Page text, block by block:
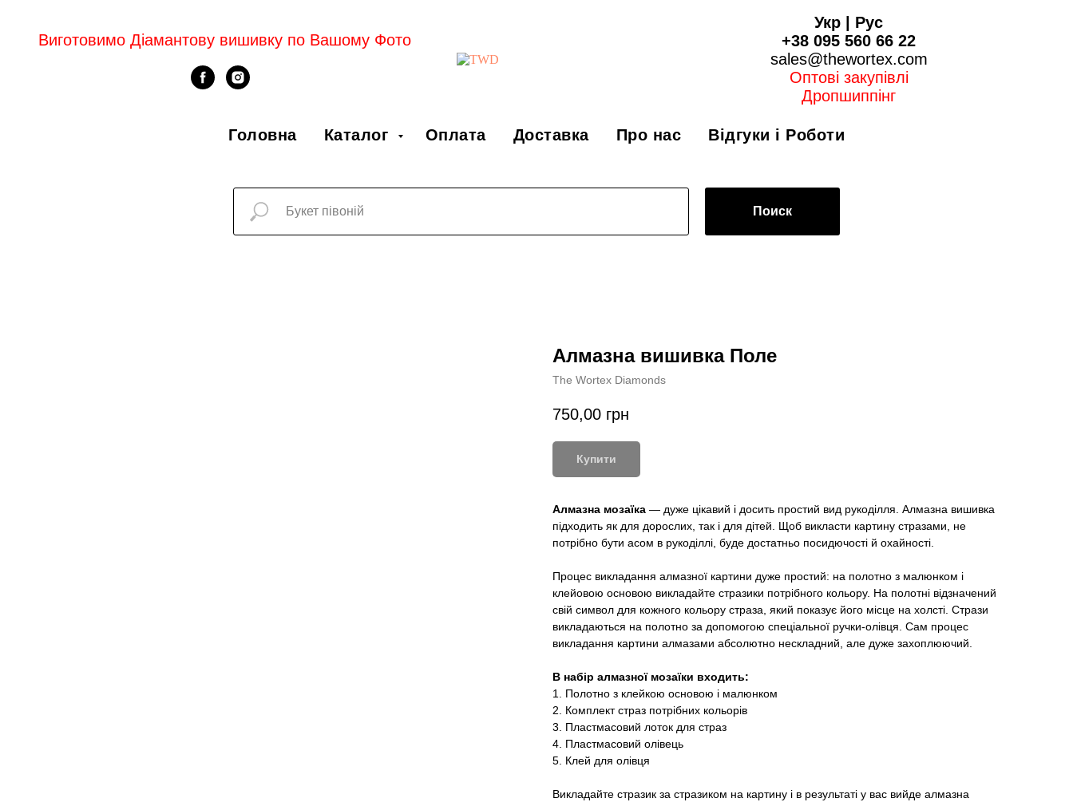
Виготовимо Діамантову вишивку по Вашому Фото
Укр
Рус
+38 095 560 66 22
sales@thewortex.com
Оптові закупівлі
Дропшиппінг
Головна Каталог Оплата Доставка Про нас Відгуки і Роботи
Поиск
Алмазна вишивка Поле
The Wortex Diamonds
750,00 грн
Купити
Алмазна мозаїка — дуже цікавий і досить простий вид рукоділля. Алмазна вишивка
підходить як для дорослих, так і для дітей. Щоб викласти картину стразами, не
потрібно бути асом в рукоділлі, буде достатньо посидючості й охайності.
Процес викладання алмазної картини дуже простий: на полотно з малюнком і
клейовою основою викладайте стразики потрібного кольору. На полотні відзначений
свій символ для кожного кольору страза, який показує його місце на холсті. Стрази
викладаються на полотно за допомогою спеціальної ручки-олівця. Сам процес
викладання картини алмазами абсолютно нескладний, але дуже захоплюючий.
В набір алмазної мозаїки входить:
1. Полотно з клейкою основою і малюнком
2. Комплект страз потрібних кольорів
3. Пластмасовий лоток для страз
4. Пластмасовий олівець
5. Клей для олівця
Викладайте стразик за стразиком на картину і в результаті у вас вийде алмазна